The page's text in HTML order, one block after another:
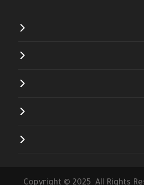
Copyright © 2025 All Rights